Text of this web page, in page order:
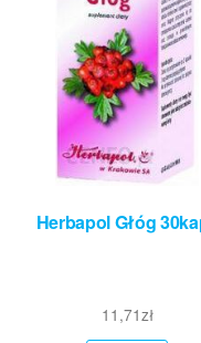
Herbapol Głóg
11,71zł